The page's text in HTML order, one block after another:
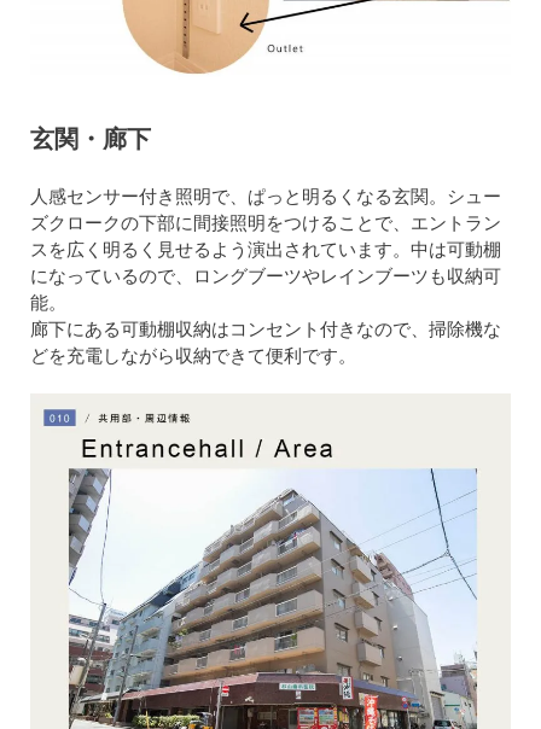
玄関・廊下
人感センサー付き照明で、ぱっと明るくなる玄関。シュー
ズクロークの下部に間接照明をつけることで、エントラン
スを広く明るく見せるよう演出されています。中は可動棚
になっているので、ロングブーツやレインブーツも収納可
能。
廊下にある可動棚収納はコンセント付きなので、掃除機な
どを充電しながら収納できて便利です。